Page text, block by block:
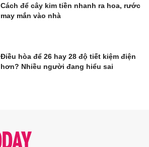
Cách để cây kim tiền nhanh ra hoa, rước
may mắn vào nhà
Điều hòa để 26 hay 28 độ tiết kiệm điện
hơn? Nhiều người đang hiểu sai